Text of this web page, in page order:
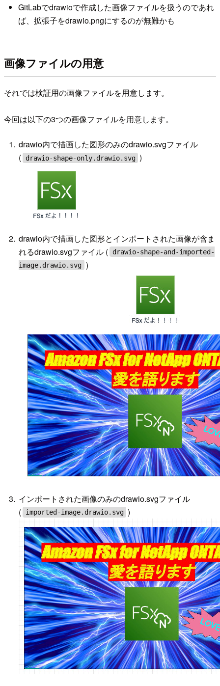
GitLabでdrawioで作成した画像ファイルを扱うのであれ
ば、拡張子をdrawio.pngにするのが無難かも
画像ファイルの用意
それでは検証用の画像ファイルを用意します。
今回は以下の3つの画像ファイルを用意します。
drawio内で描画した図形のみのdrawio.svgファイル
(
drawio-shape-only.drawio.svg )
drawio内で描画した図形とインポートされた画像が含ま
れるdrawio.svgファイル (
drawio-shape-and-imported-
image.drawio.svg )
インポートされた画像のみのdrawio.svgファイル
(
imported-image.drawio.svg )